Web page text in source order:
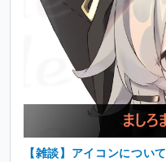
【雑談】アイコンについて